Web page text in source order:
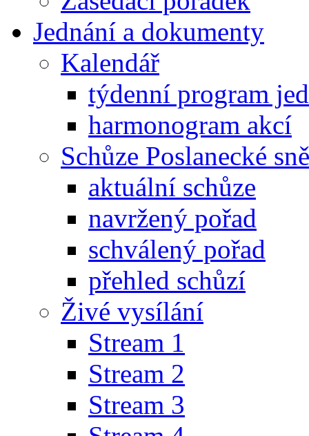
Jednání a dokumenty
Kalendář
týdenní program
harmonogram akcí
Schůze Poslanecké
aktuální schůze
navržený pořad
schválený pořad
přehled schůzí
Živé vysílání
Stream 1
Stream 2
Stream 3